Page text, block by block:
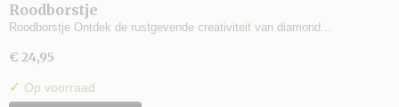
Roodborstje
Roodborstje Ontdek de rustgevende creativiteit van diamond…
€ 24,95
✓ Op voorraad